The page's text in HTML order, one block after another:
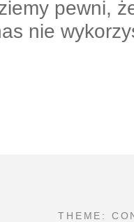
pewni,
nie
THEME: